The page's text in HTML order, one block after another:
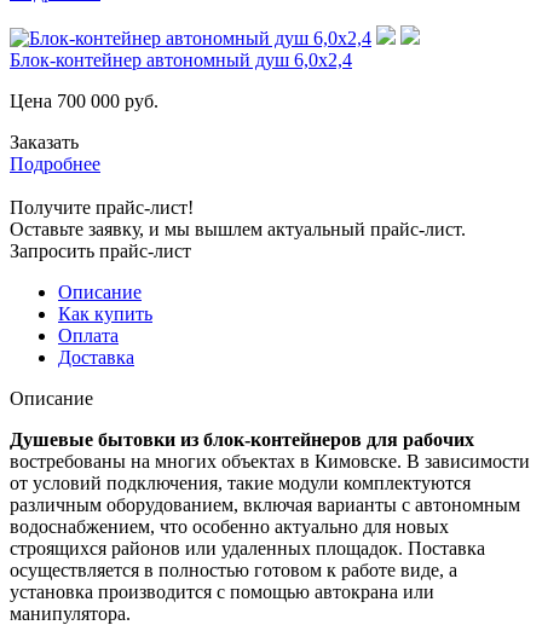
Блок-контейнер автономный душ 6,0х2,4
Цена 700 000 руб.
Заказать
Подробнее
Получите прайс-лист!
Оставьте заявку, и мы вышлем актуальный прайс-лист.
Запросить прайс-лист
Описание
Как купить
Оплата
Доставка
Описание
Душевые бытовки из блок-контейнеров для рабочих
востребованы на многих объектах в Кимовске. В зависимости
от условий подключения, такие модули комплектуются
различным оборудованием, включая варианты с автономным
водоснабжением, что особенно актуально для новых
строящихся районов или удаленных площадок. Поставка
осуществляется в полностью готовом к работе виде, а
установка производится с помощью автокрана или
манипулятора.